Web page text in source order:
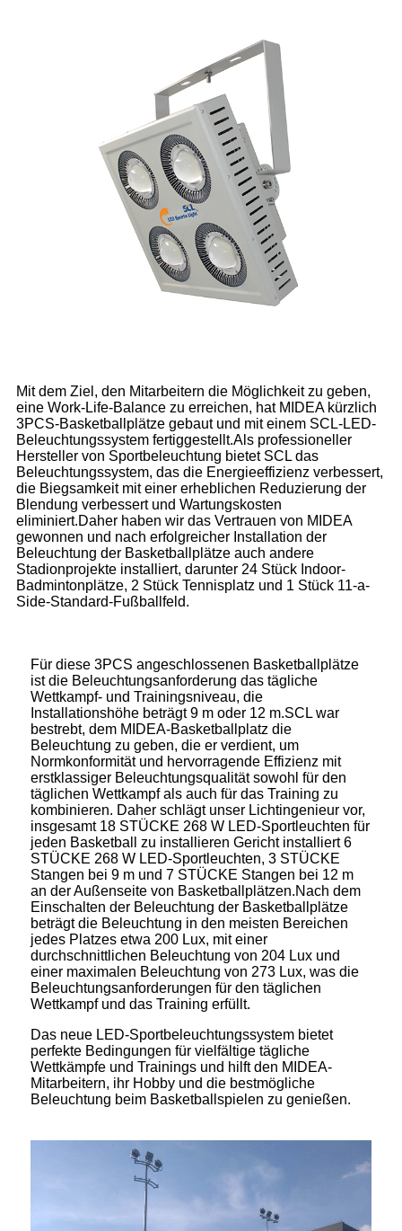
Mit dem Ziel, den Mitarbeitern die Möglichkeit zu geben,
eine Work-Life-Balance zu erreichen, hat MIDEA kürzlich
3PCS-Basketballplätze gebaut und mit einem SCL-LED-
Beleuchtungssystem fertiggestellt.Als professioneller
Hersteller von Sportbeleuchtung bietet SCL das
Beleuchtungssystem, das die Energieeffizienz verbessert,
die Biegsamkeit mit einer erheblichen Reduzierung der
Blendung verbessert und Wartungskosten
eliminiert.Daher haben wir das Vertrauen von MIDEA
gewonnen und nach erfolgreicher Installation der
Beleuchtung der Basketballplätze auch andere
Stadionprojekte installiert, darunter 24 Stück Indoor-
Badmintonplätze, 2 Stück Tennisplatz und 1 Stück 11-a-
Side-Standard-Fußballfeld.
Für diese 3PCS angeschlossenen Basketballplätze
ist die Beleuchtungsanforderung das tägliche
Wettkampf- und Trainingsniveau, die
Installationshöhe beträgt 9 m oder 12 m.SCL war
bestrebt, dem MIDEA-Basketballplatz die
Beleuchtung zu geben, die er verdient, um
Normkonformität und hervorragende Effizienz mit
erstklassiger Beleuchtungsqualität sowohl für den
täglichen Wettkampf als auch für das Training zu
kombinieren. Daher schlägt unser Lichtingenieur vor,
insgesamt 18 STÜCKE 268 W LED-Sportleuchten für
jeden Basketball zu installieren Gericht installiert 6
STÜCKE 268 W LED-Sportleuchten, 3 STÜCKE
Stangen bei 9 m und 7 STÜCKE Stangen bei 12 m
an der Außenseite von Basketballplätzen.Nach dem
Einschalten der Beleuchtung der Basketballplätze
beträgt die Beleuchtung in den meisten Bereichen
jedes Platzes etwa 200 Lux, mit einer
durchschnittlichen Beleuchtung von 204 Lux und
einer maximalen Beleuchtung von 273 Lux, was die
Beleuchtungsanforderungen für den täglichen
Wettkampf und das Training erfüllt.
Das neue LED-Sportbeleuchtungssystem bietet
perfekte Bedingungen für vielfältige tägliche
Wettkämpfe und Trainings und hilft den MIDEA-
Mitarbeitern, ihr Hobby und die bestmögliche
Beleuchtung beim Basketballspielen zu genießen.